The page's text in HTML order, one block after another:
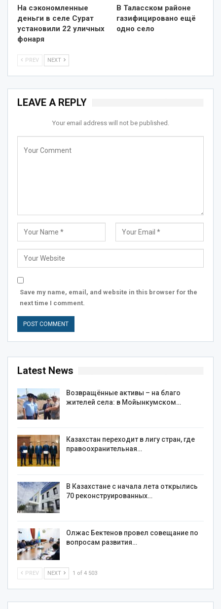
На сэкономленные
деньги в селе Сурат
установили 22 уличных
фонаря
В Таласском районе
газифицировано ещё
одно село
PREV NEXT
LEAVE A REPLY
Your email address will not be published.
Save my name, email, and website in this browser for the
next time I comment.
Latest News
Возвращённые активы – на благо
жителей села: в Мойынкумском…
Казахстан переходит в лигу стран, где
правоохранительная…
В Казахстане с начала лета открылись
70 реконструированных…
Олжас Бектенов провел совещание по
вопросам развития…
PREV NEXT 1 of 4 503